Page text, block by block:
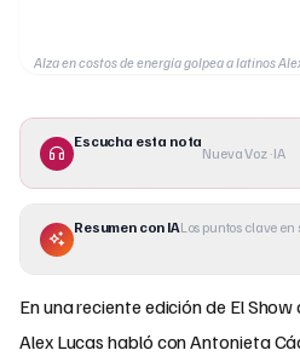
Alza en costos de energía golpea a latinos
Escucha esta nota
Nueva Voz · IA
Resumen con IALos puntos clave en
En una reciente edición de El
Alex Lucas habló con Antonieta